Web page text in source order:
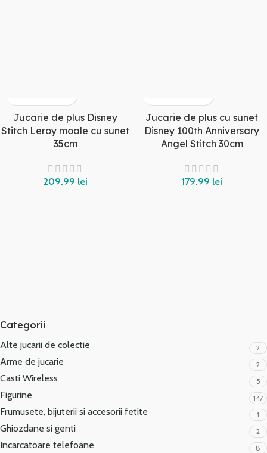
Categorii
Alte jucarii de colectie 2
Arme de jucarie 2
Casti Wireless 5
Figurine 147
Frumusete, bijuterii si accesorii fetite 1
Ghiozdane si genti 2
Incarcatoare telefoane 8
Jucarie de plus Disney
Stitch Leroy moale cu sunet
35cm
209.99 lei
Jucarie de plus cu sunet
Disney 100th Anniversary
Angel Stitch 30cm
179.99 lei